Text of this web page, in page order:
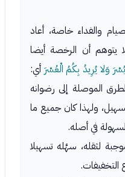
والفداء خاصة، أعاد
يتوهم أن الرخصة أيضا
وَلا يُرِيدُ بِكُمُ الْعُسْرَ أي:
الموصلة إلى رضوانه
ويسهلها أشد (٣) تسهيل، ولهذا كان جميع ما
لثقله، سهَّله تسهيلا
التخفيفات.